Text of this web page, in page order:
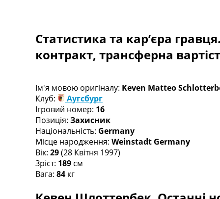
Англія. Прем’єр-Ліга
Іспанія. Ла Ліга
Ще Турніри >>>
Чемпіонат Світу. Турнирні таблиці
Таблиця УПЛ
Перша Ліга
Таблиця АПЛ
Таблиця Ла Ліги
Таблиця Ліги Чемпіонів
Всі таблиці >>>
Рейтинги
Рейтинг ФІФА
Статистика та кар’єра
контракт, трансферна
Ім'я мовою оригіналу: Keven Matteo
Клуб:
Аугсбург
Ігровий номер: 16
Позиція: Захисник
Національність: Germany
Місце народження: Weinstadt Germany
Вік: 29(28 Квітня 1997)
Зріст: 189 см
Вага: 84 кг